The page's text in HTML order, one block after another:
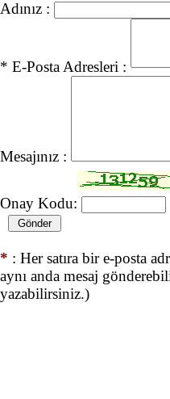
Adınız :
* E-Posta Adresleri :
Mesajınız :
Onay Kodu:
* : Her satıra bir e-posta
aynı anda mesaj
yazabilirsiniz.)